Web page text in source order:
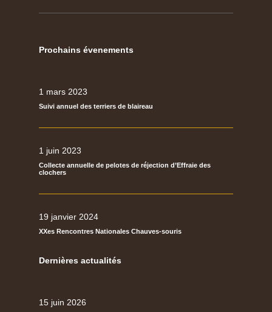
Prochains évenements
1 mars 2023
Suivi annuel des terriers de blaireau
1 juin 2023
Collecte annuelle de pelotes de réjection d’Effraie des
clochers
19 janvier 2024
XXes Rencontres Nationales Chauves-souris
Dernières actualités
15 juin 2026